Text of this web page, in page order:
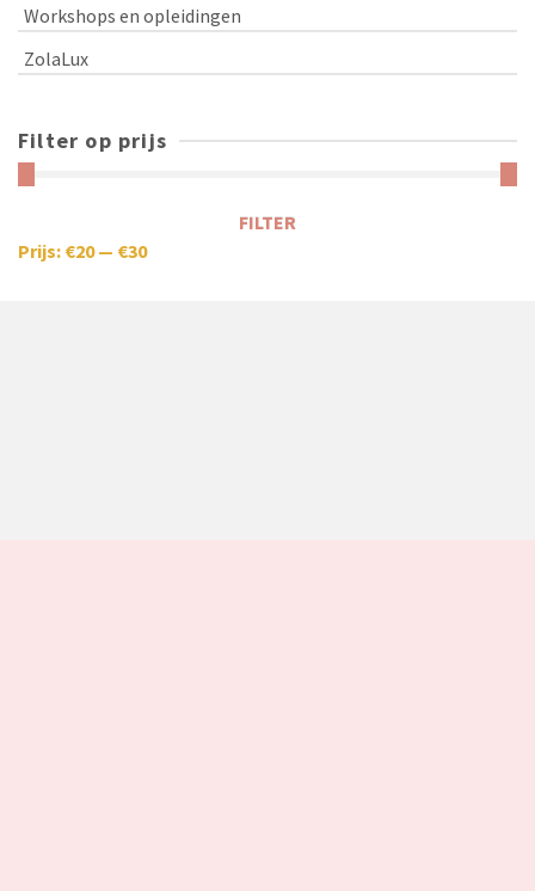
Workshops en opleidingen
ZolaLux
Filter op prijs
FILTER
Prijs: €20— €30